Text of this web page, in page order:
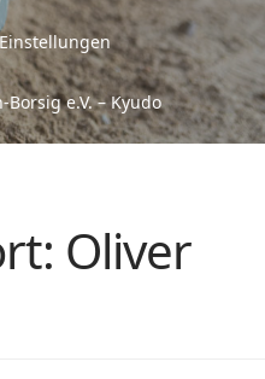
Borsig e.V. – Kyudo
Oliver